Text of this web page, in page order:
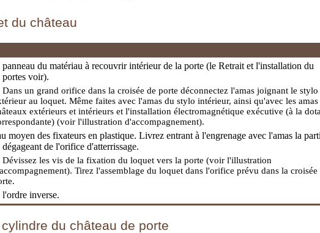
du château
du matériau à recouvrir intérieur de la porte (le Retrait et l'installation du
voir).
Dans un grand orifice dans la croisée de porte déconnectez l'amas joignant le stylo
au loquet. Même faites avec l'amas du stylo intérieur, ainsi qu'avec les amas
extérieurs et intérieurs et l'installation électromagnétique exécutive (à la
(voir l'illustration d'accompagnement).
moyen des fixateurs en plastique. Livrez entrant à l'engrenage avec l'amas la
de l'orifice d'atterrissage.
Dévissez les vis de la fixation du loquet vers la porte (voir l'illustration
Tirez l'assemblage du loquet dans l'orifice prévu dans la croisée
inverse.
du château de porte